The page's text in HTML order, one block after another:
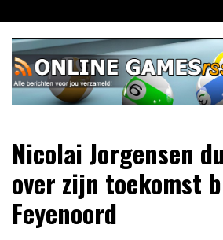
naar
inhoud
Online Games RSS
verzameld
Nicolai Jorgensen
over zijn toekomst
Feyenoord